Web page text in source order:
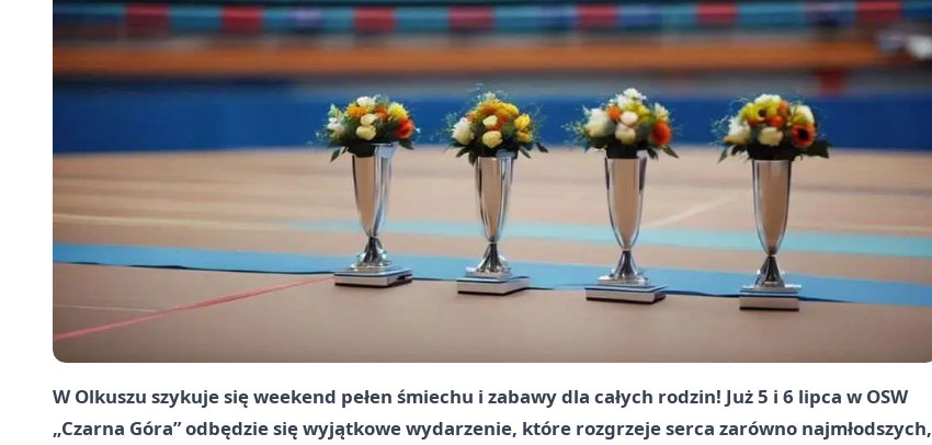
W Olkuszu szykuje się weekend pełen śmiechu i zabawy dla całych rodzin! Już 5 i 6 lipca w OSW
„Czarna Góra” odbędzie się wyjątkowe wydarzenie, które rozgrzeje serca zarówno najmłodszych,